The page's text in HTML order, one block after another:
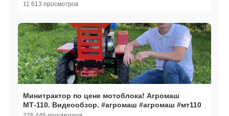
11 613 просмотров
Минитрактор по цене мотоблока! Агромаш
МТ-110. Видеообзор. #агромаш #агромаш #мт110